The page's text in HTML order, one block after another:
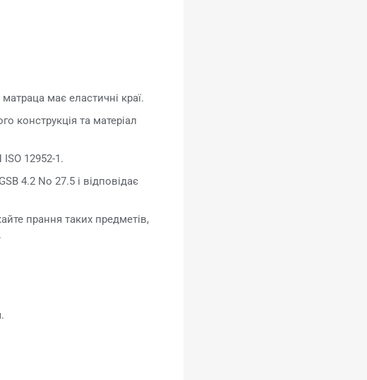
має еластичні краї.
конструкція та матеріал
ISO 12952-1.
4.2 No 27.5 і відповідає
прання таких предметів,